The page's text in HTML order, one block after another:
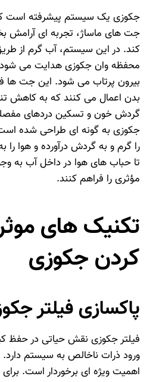
جکوزی یک سیستم پیشرفته است که
جت‌ های ماساژ، تجربه‌ ای آرامش‌
کند. در این سیستم، آب گرم از
محفظهوان جکوزیهدایت می‌
بیرون پرتاب می‌ شود. این جت‌ ها
بدن اعمال می‌ کنند که به کاهش
گردش خون و تسکین دردهای
جکوزی به گونه‌ ای طراحی شده
را گرم و به گردش درآورده و هوا
تا حباب‌ های هوا در داخل آب به
مؤثری را فراهم کنند.
تکنیک های
کردن جکوزی
پاکسازی فیلتر
فیلتر جکوزی نقش حیاتی در حفظ
ورود ذرات ناخالص به سیستم دارد.
اهمیت ویژه‌ ای برخوردار است. برای